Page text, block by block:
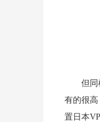
但同
有的很
置日本